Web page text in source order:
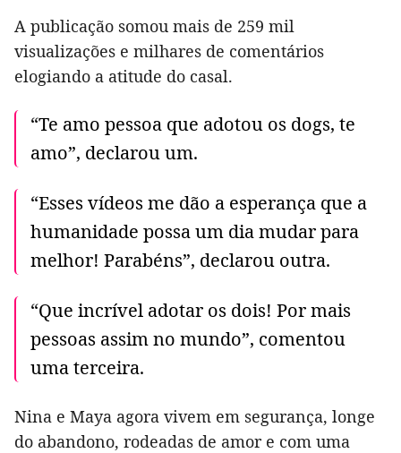
A publicação somou mais de 259 mil
visualizações e milhares de comentários
elogiando a atitude do casal.
“Te amo pessoa que adotou os dogs, te
amo”, declarou um.
“Esses vídeos me dão a esperança que a
humanidade possa um dia mudar para
melhor! Parabéns”, declarou outra.
“Que incrível adotar os dois! Por mais
pessoas assim no mundo”, comentou
uma terceira.
Nina e Maya agora vivem em segurança, longe
do abandono, rodeadas de amor e com uma